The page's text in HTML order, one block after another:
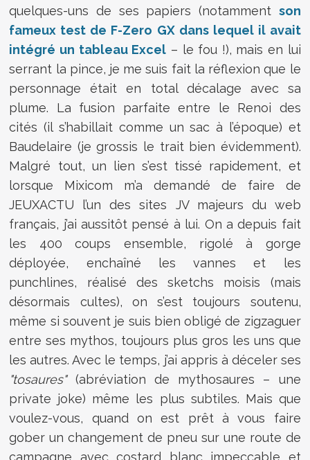
quelques-uns de ses papiers (notamment son
fameux test de F-Zero GX dans lequel il avait
intégré un tableau Excel – le fou !), mais en lui
serrant la pince, je me suis fait la réflexion que le
personnage était en total décalage avec sa
plume. La fusion parfaite entre le Renoi des
cités (il s’habillait comme un sac à l’époque) et
Baudelaire (je grossis le trait bien évidemment).
Malgré tout, un lien s’est tissé rapidement, et
lorsque Mixicom m’a demandé de faire de
JEUXACTU l’un des sites JV majeurs du web
français, j’ai aussitôt pensé à lui. On a depuis fait
les 400 coups ensemble, rigolé à gorge
déployée, enchaîné les vannes et les
punchlines, réalisé des sketchs moisis (mais
désormais cultes), on s’est toujours soutenu,
même si souvent je suis bien obligé de zigzaguer
entre ses mythos, toujours plus gros les uns que
les autres. Avec le temps, j’ai appris à déceler ses
"tosaures"(abréviation de mythosaures – une
private joke) même les plus subtiles. Mais que
voulez-vous, quand on est prêt à vous faire
gober un changement de pneu sur une route de
campagne avec costard blanc impeccable et